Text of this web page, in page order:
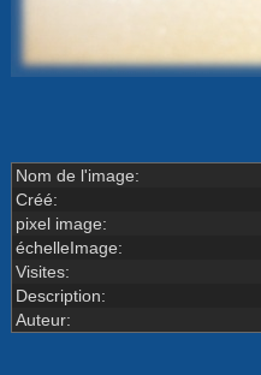
Nom de l'image:
Créé:
pixel image:
échelleImage:
Visites:
Description:
Auteur: